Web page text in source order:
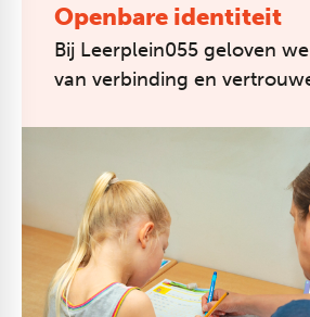
Openbare identiteit
Bij Leerplein055 geloven
van verbinding en
kind is welkom en hoort